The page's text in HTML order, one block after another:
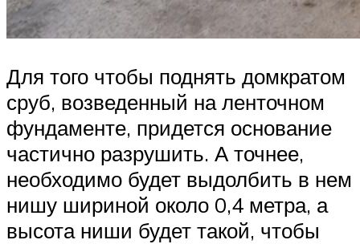
Для того чтобы поднять домкратом
сруб, возведенный на ленточном
фундаменте, придется основание
частично разрушить. А точнее,
необходимо будет выдолбить в нем
нишу шириной около 0,4 метра, а
высота ниши будет такой, чтобы